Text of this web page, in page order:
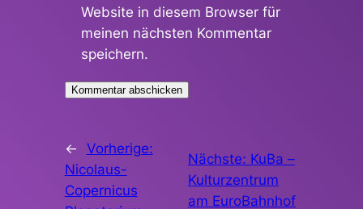
Website in diesem Browser für
meinen nächsten Kommentar
speichern.
←
Vorherige:
Nicolaus-
Copernicus
Nächste: KuBa –
Kulturzentrum
am EuroBahnhof